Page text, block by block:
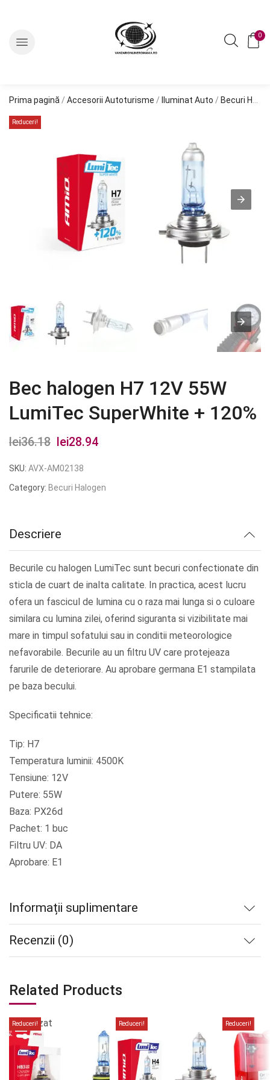
0
Prima pagină / Accesorii Autoturisme / Iluminat Auto / Becuri Halogen
Reduceri!
Bec halogen H7 12V 55W
LumiTec SuperWhite + 120%
lei36.18
Prețul
inițial
a
lei28.94
este:
SKU: AVX-AM02138
Category: Becuri Halogen
Descriere
Becurile cu halogen LumiTec sunt becuri confectionate din
sticla de cuart de inalta calitate. In practica, acest lucru
ofera un fascicul de lumina cu o raza mai lunga si o culoare
similara cu lumina zilei, oferind siguranta si vizibilitate mai
mare in timpul sofatului sau in conditii meteorologice
nefavorabile. Becurile au un filtru UV care protejeaza
farurile de deteriorare. Au aprobare germana E1 stampilata
pe baza becului.
Specificatii tehnice:
Tip: H7
Temperatura luminii: 4500K
Tensiune: 12V
Putere: 55W
Baza: PX26d
Pachet: 1 buc
Filtru UV: DA
Aprobare: E1
Informații suplimentare
Recenzii (0)
Related Products
Reduceri!
epuizat
Reduceri! Reduceri!